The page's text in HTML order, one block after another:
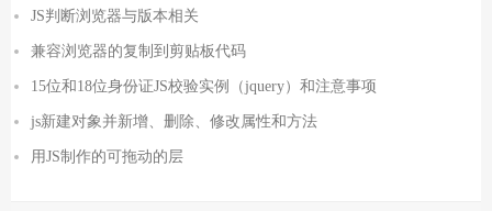
JS判断浏览器与版本相关
兼容浏览器的复制到剪贴板代码
15位和18位身份证JS校验实例（jquery）和注意事项
js新建对象并新增、删除、修改属性和方法
用JS制作的可拖动的层